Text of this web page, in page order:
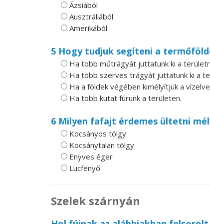
Ázsiából
Ausztráliából
Amerikából
5 Hogy tudjuk segíteni a
Ha több műtrágyát juttatunk ki a
Ha több szerves trágyát juttatunk ki a
Ha a földek végében kimélyítjük a
Ha több kutat fúrunk a területen.
6 Milyen fafajt érdemes ültetni
Kocsányos tölgy
Kocsánytalan tölgy
Enyves éger
Lucfenyő
Szelek szárnyán